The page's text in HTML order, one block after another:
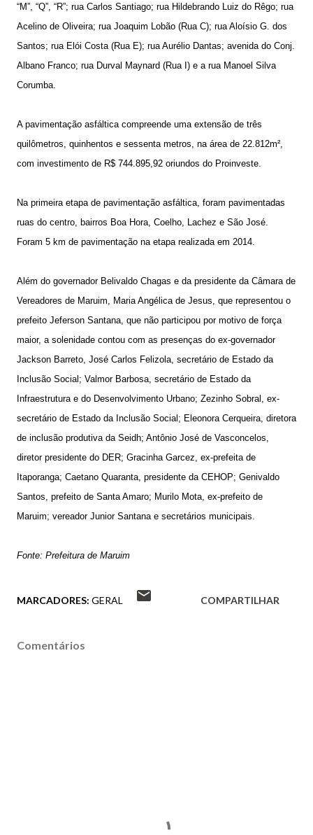
“M”, “Q”, “R”; rua Carlos Santiago; rua Hildebrando Luiz do Rêgo; rua
Acelino de Oliveira; rua Joaquim Lobão (Rua C); rua Aloísio G. dos
Santos; rua Elói Costa (Rua E); rua Aurélio Dantas; avenida do Conj.
Albano Franco; rua Durval Maynard (Rua I) e a rua Manoel Silva
Corumba.
A pavimentação asfáltica compreende uma extensão de três
quilômetros, quinhentos e sessenta metros, na área de 22.812m²,
com investimento de R$ 744.895,92 oriundos do Proinveste.
Na primeira etapa de pavimentação asfáltica, foram pavimentadas
ruas do centro, bairros Boa Hora, Coelho, Lachez e São José.
Foram 5 km de pavimentação na etapa realizada em 2014.
Além do governador Belivaldo Chagas e da presidente da Câmara de
Vereadores de Maruim, Maria Angélica de Jesus, que representou o
prefeito Jeferson Santana, que não participou por motivo de força
maior, a solenidade contou com as presenças do ex-governador
Jackson Barreto, José Carlos Felizola, secretário de Estado da
Inclusão Social; Valmor Barbosa, secretário de Estado da
Infraestrutura e do Desenvolvimento Urbano; Zezinho Sobral, ex-
secretário de Estado da Inclusão Social; Eleonora Cerqueira, diretora
de inclusão produtiva da Seidh; Antônio José de Vasconcelos,
diretor presidente do DER; Gracinha Garcez, ex-prefeita de
Itaporanga; Caetano Quaranta, presidente da CEHOP; Genivaldo
Santos, prefeito de Santa Amaro; Murilo Mota, ex-prefeito de
Maruim; vereador Junior Santana e secretários municipais.
Fonte: Prefeitura de Maruim
MARCADORES: GERAL COMPARTILHAR
Comentários